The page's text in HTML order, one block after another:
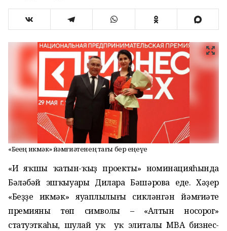
«Беҙҙең икмәк» йәмғиәтенең тағы бер еңеүе
«Иң яҡшы ҡатын-ҡыҙ проекты» номинацияһында
Бәләбәй эшҡыуары Дилара Бәшәрова еңде. Хәҙер
«Беҙҙең икмәк» яуаплылығы сикләнгән йәмғиәте
премияның төп символы – «Алтын носорог»
статуэткаһы, шулай уҡ уҡ элиталы MBA бизнес-